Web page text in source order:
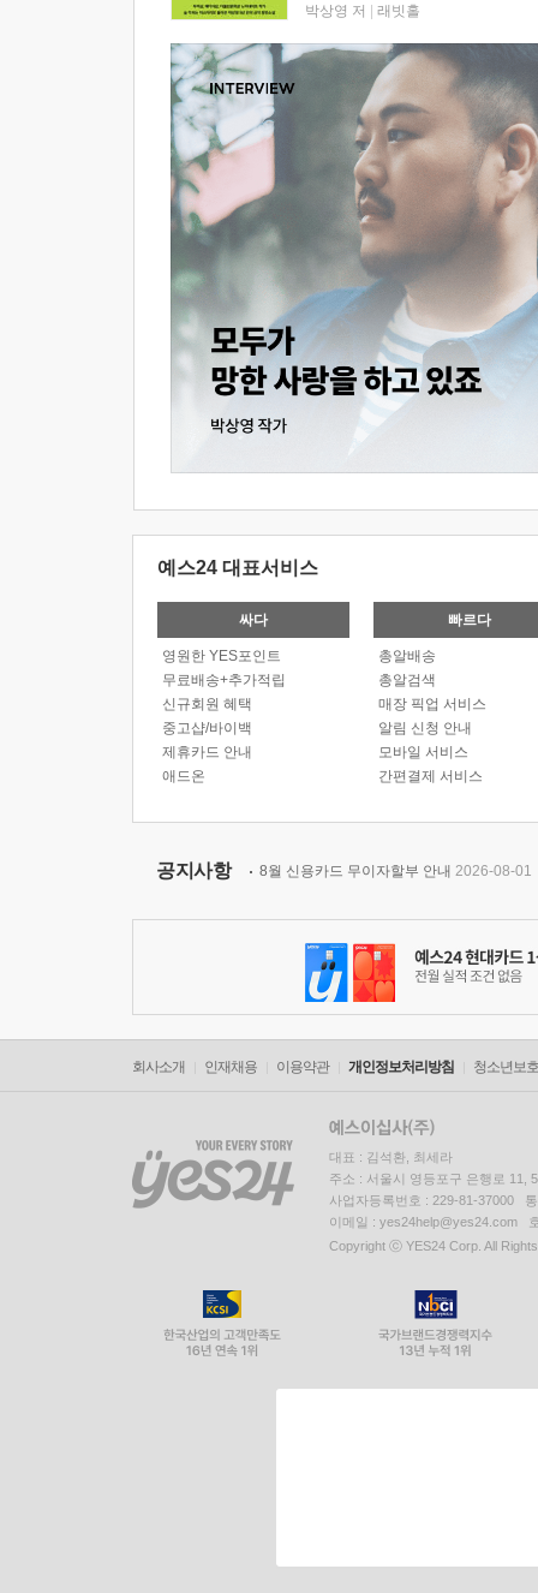
박상영 저 래빗홀
예스24 대표서비스
싸다
영원한 YES포인트
무료배송+추가적립
신규회원 혜택
중고샵/바이백
제휴카드 안내
애드온
빠르다
총알배송
총알검색
매장 픽업 서비스
알림 신청 안내
모바일 서비스
간편결제 서비스
공지사항 8월 신용카드 무이자할부 안내 2026-08-01
회사소개 인재채용 이용약관 개인정보처리방침 청소년보
대표 : 김석환, 최세라
주소 : 서울시 영등포구 은행로 11,
사업자등록번호 : 229-81-37000
이메일 : yes24help@yes24.com
Copyright ⓒ YES24 Corp. All